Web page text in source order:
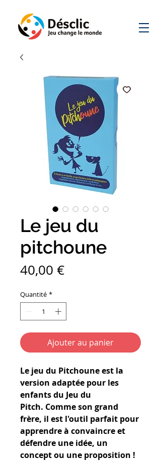
Le jeu du
pitchoune
40,00 €Prix
Quantité *
Ajouter au panier
Le jeu du Pitchoune est la
version adaptée pour les
enfants du Jeu du
Pitch. Comme son grand
frère, il est l'outil parfait pour
apprendre à convaincre et
défendre une idée, un
concept ou une proposition !